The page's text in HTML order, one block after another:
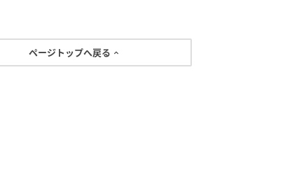
ページトップへ戻る